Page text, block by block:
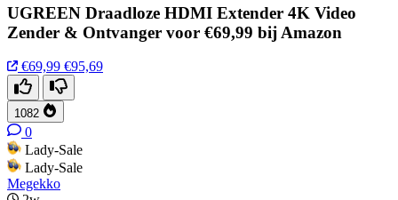
UGREEN Draadloze HDMI Extender 4K Video
Zender & Ontvanger voor €69,99 bij Amazon
€69,99 €95,69
1082
0
Lady-Sale
Lady-Sale
Megekko